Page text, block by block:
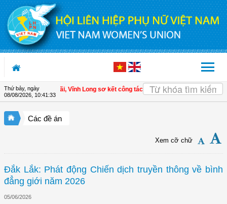
Truy cập nội dung luôn
Thứ bảy, ngày
08/08/2026, 10:41:34
xã Tam Ngãi, Vĩnh Long sơ kết công tác Hội và phong trào phụ nữ 6 tháng
Các đề án
Xem cỡ chữ
Đắk Lắk: Phát động Chiến dịch truyền thông về bình
đẳng giới năm 2026
05/06/2026